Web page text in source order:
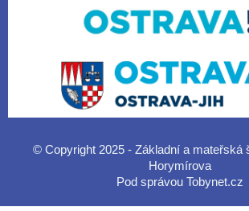
© Copyright 2025 - Základní a mateřská
Horymírova
Pod správou Tobynet.cz